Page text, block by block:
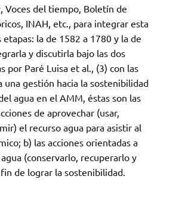
Voces del tiempo, Boletín de
INAH, etc., para integrar esta
la de 1582 a 1780 y la de
y discutirla bajo las dos
por Paré Luisa et al., (3) con las
una gestión hacia la sostenibilidad
agua en el AMM, éstas son las
de aprovechar (usar,
el recurso agua para asistir al
b) las acciones orientadas a
(conservarlo, recuperarlo y
de lograr la sostenibilidad.